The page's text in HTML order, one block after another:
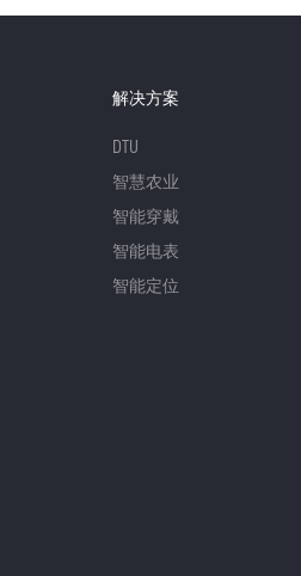
解决方案
DTU
智慧农业
智能穿戴
智能电表
智能定位